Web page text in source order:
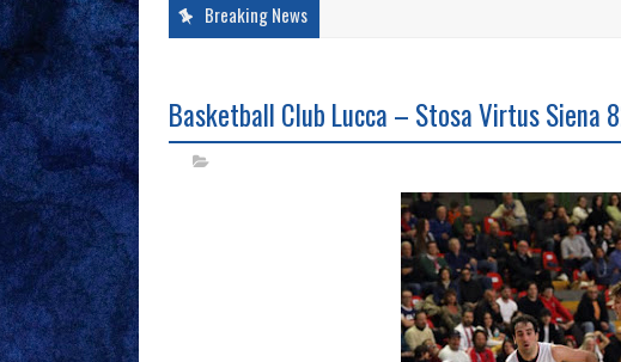
Breaking News
Basketball Club Lucca – Stosa Virtus Siena